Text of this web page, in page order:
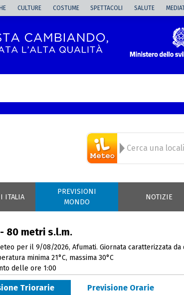
CULTURE COSTUME SPETTACOLI SALUTE
ITALIA
PREVISIONI
MONDO
NOTIZIE
80 metri s.l.m.
per il 9/08/2026, Afumati. Giornata caratterizzata
minima 21°C, massima 30°C
delle ore 1:00
Triorarie Previsione Orarie